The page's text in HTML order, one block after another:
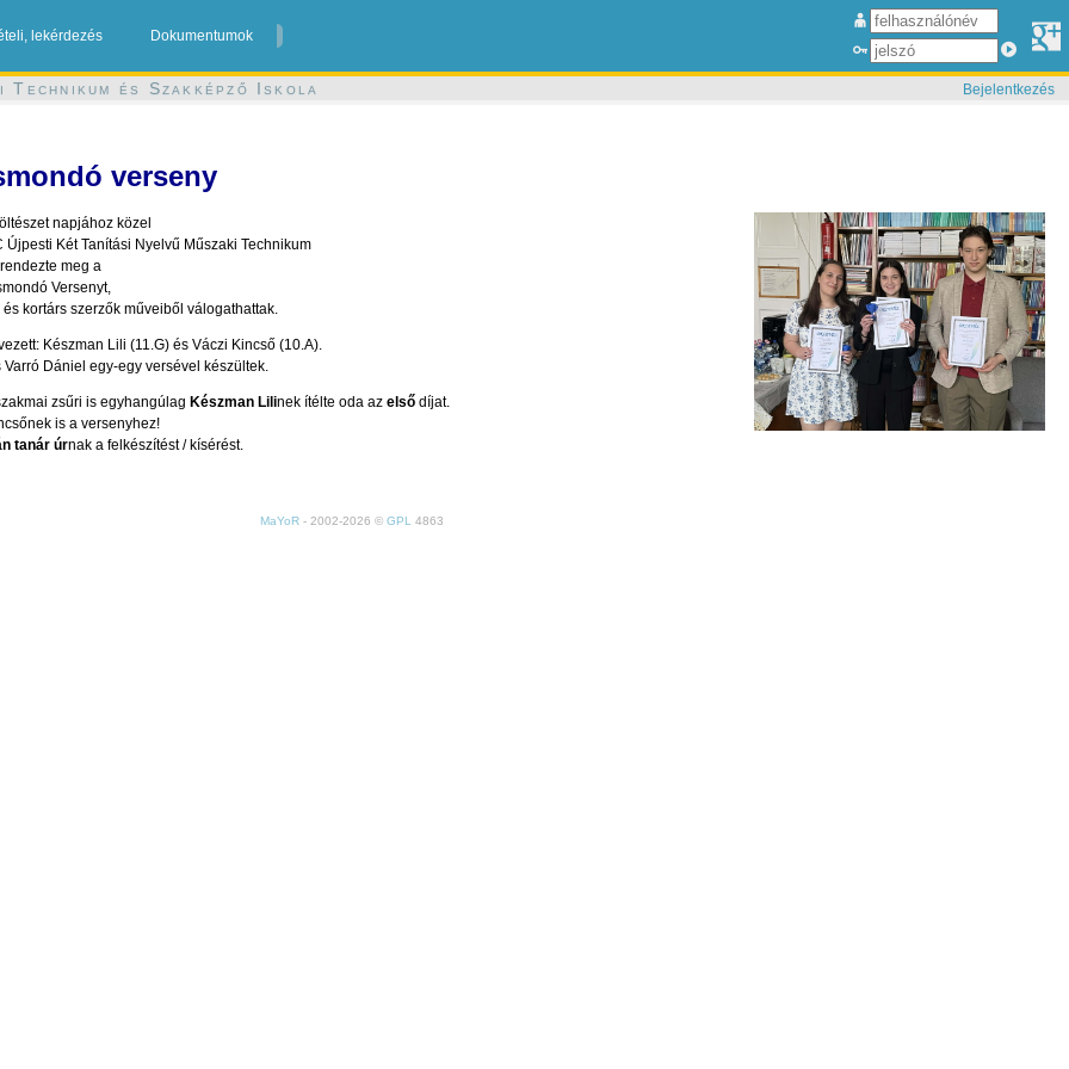
lekérdezés Dokumentumok
és Szakképző Iskola Bejelentkezés
verseny
napjához közel
Újpesti Két Tanítási Nyelvű Műszaki Technikum
meg a
Versenyt,
kortárs szerzők műveiből válogathattak.
Készman Lili (11.G) és Váczi Kincső (10.A).
Varró Dániel egy-egy versével készültek.
zsűri is egyhangúlag Készman Lilinek ítélte oda az elsődíjat.
is a versenyhez!
tanár úrnak a felkészítést / kísérést.
MaYoR- 2002-2026 © GPL 4863